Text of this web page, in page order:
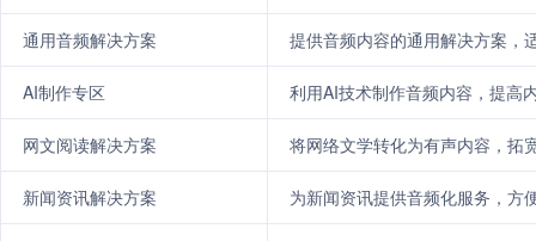
通用音频解决方案 提供音频内容的通用解决方案，
AI制作专区 利用AI技术制作音频内容，提高
网文阅读解决方案 将网络文学转化为有声内容，拓
新闻资讯解决方案 为新闻资讯提供音频化服务，方